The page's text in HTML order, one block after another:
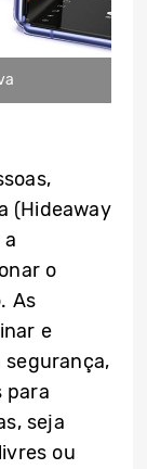
(Hideaway
o
As
e
segurança,
para
seja
ou